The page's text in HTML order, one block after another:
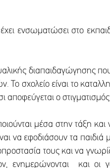
ενσωματώσει στο
διαπαιδαγώγησης
Το σχολείο είναι το
αποφεύγεται ο
μέσα στην τάξη
να εφοδιάσουν τα παιδιά
τους και να
ενημερώνονται και οι